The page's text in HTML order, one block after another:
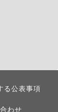
る公表事項
わせ